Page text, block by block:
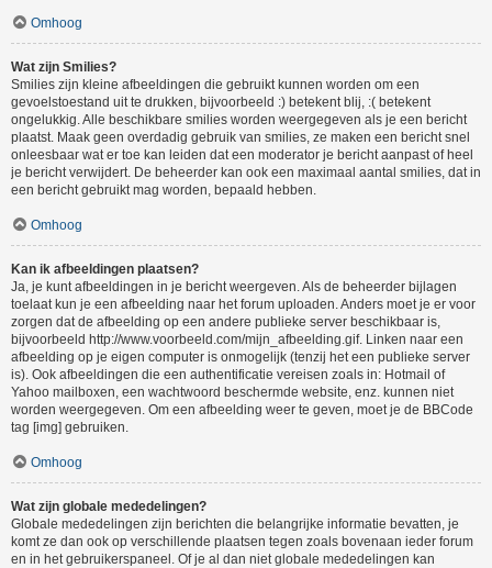
Omhoog
Wat zijn Smilies?
Smilies zijn kleine afbeeldingen die gebruikt kunnen worden om een
gevoelstoestand uit te drukken, bijvoorbeeld :) betekent blij, :( betekent
ongelukkig. Alle beschikbare smilies worden weergegeven als je een bericht
plaatst. Maak geen overdadig gebruik van smilies, ze maken een bericht snel
onleesbaar wat er toe kan leiden dat een moderator je bericht aanpast of heel
je bericht verwijdert. De beheerder kan ook een maximaal aantal smilies, dat in
een bericht gebruikt mag worden, bepaald hebben.
Omhoog
Kan ik afbeeldingen plaatsen?
Ja, je kunt afbeeldingen in je bericht weergeven. Als de beheerder bijlagen
toelaat kun je een afbeelding naar het forum uploaden. Anders moet je er voor
zorgen dat de afbeelding op een andere publieke server beschikbaar is,
bijvoorbeeld http://www.voorbeeld.com/mijn_afbeelding.gif. Linken naar een
afbeelding op je eigen computer is onmogelijk (tenzij het een publieke server
is). Ook afbeeldingen die een authentificatie vereisen zoals in: Hotmail of
Yahoo mailboxen, een wachtwoord beschermde website, enz. kunnen niet
worden weergegeven. Om een afbeelding weer te geven, moet je de BBCode
tag [img] gebruiken.
Omhoog
Wat zijn globale mededelingen?
Globale mededelingen zijn berichten die belangrijke informatie bevatten, je
komt ze dan ook op verschillende plaatsen tegen zoals bovenaan ieder forum
en in het gebruikerspaneel. Of je al dan niet globale mededelingen kan